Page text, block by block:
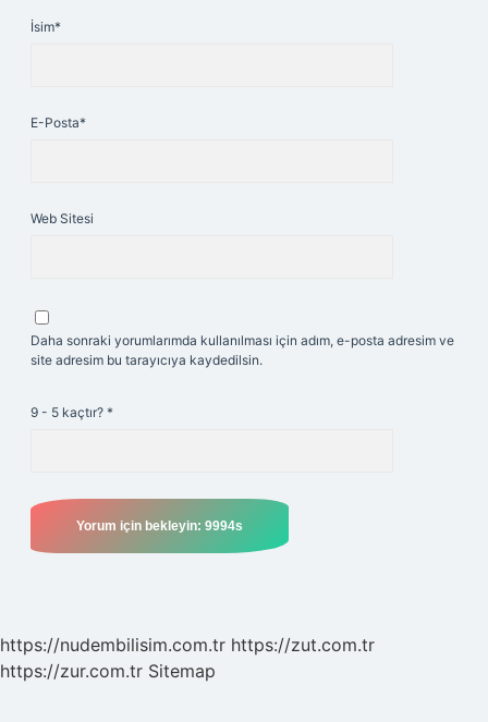
İsim*
E-Posta*
Web Sitesi
Daha sonraki yorumlarımda kullanılması için adım, e-posta adresim ve
site adresim bu tarayıcıya kaydedilsin.
9 - 5 kaçtır? *
https://nudembilisim.com.tr https://zut.com.tr
https://zur.com.tr Sitemap